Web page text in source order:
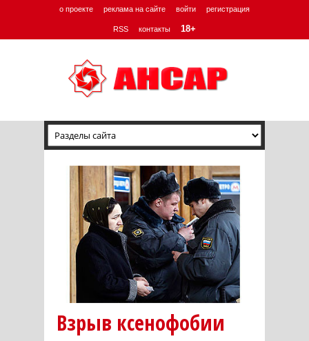
о проекте реклама на сайте войти регистрация
RSS контакты 18+
Взрыв ксенофобии